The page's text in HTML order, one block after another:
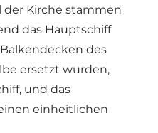
der Kirche stammen
das Hauptschiff
des
ersetzt wurden,
und das
einheitlichen